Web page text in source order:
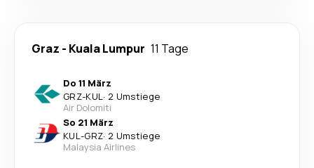
Graz - Kuala Lumpur 11 Tage
Do 11 März
GRZ-KUL· 2 Umstiege
Air Dolomiti
So 21 März
KUL-GRZ· 2 Umstiege
Malaysia Airlines